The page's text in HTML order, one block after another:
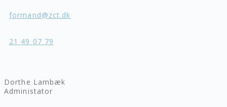
formand@zct.dk
21 49 07 79
Dorthe Lambæk
Administator